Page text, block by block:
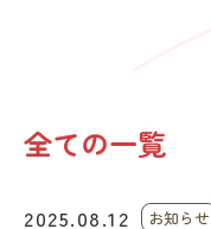
全ての一覧
2025.08.12 お知らせ